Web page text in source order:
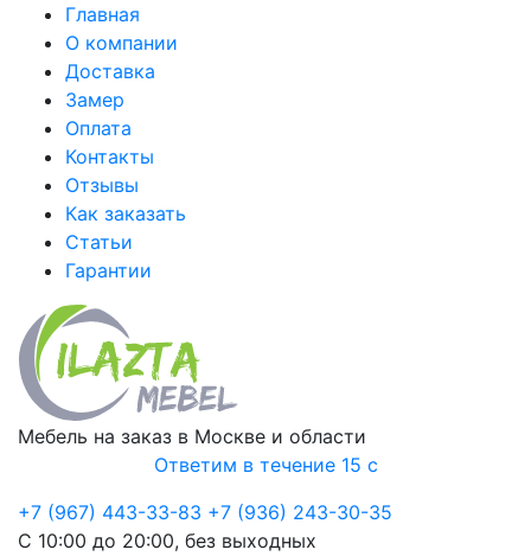
Главная
О компании
Доставка
Замер
Оплата
Контакты
Отзывы
Как заказать
Статьи
Гарантии
Мебель на заказ в Москве и области
Ответим в течение 15 с
+7 (967) 443-33-83 +7 (936) 243-30-35
С 10:00 до 20:00, без выходных